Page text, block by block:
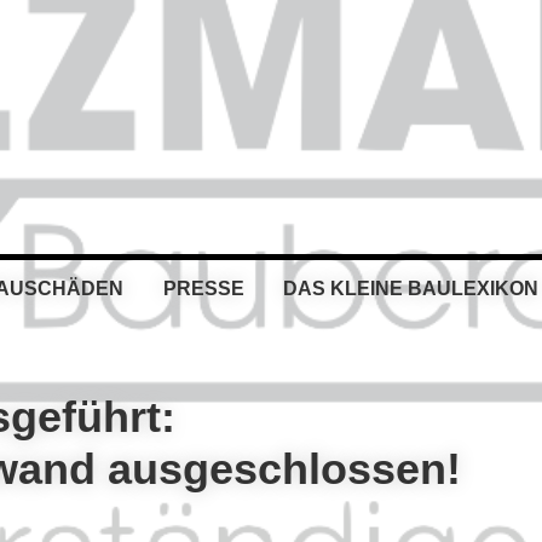
PRESSE DAS KLEINE BAULEXIKON
ausgeschlossen!